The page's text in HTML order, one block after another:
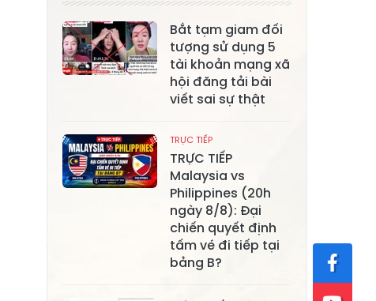
Bằng La
Xã Chấn Thịnh
Xã Nghĩa Tâm
Xã Phong Dụ
Hạ
Xã Lâm Giang
Xã Đông
Cuông
Xã Tân Hợp
Xã Mậu A Xã Xuân Ái
Xã Lâm
Thượng
Xã Tân Lĩnh
Bắt tạm giam đối
tượng sử dụng 5
tài khoản mạng xã
hội đăng tải bài
viết sai sự thật
TRỰC TIẾP
TRỰC TIẾP
Malaysia vs
Philippines (20h
ngày 8/8): Đại
chiến quyết định
tấm vé đi tiếp tại
bảng B?